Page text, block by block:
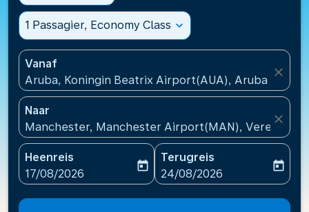
1 Passagier, Economy Class expand_more
Vanaf
Aruba, Koningin Beatrix Airport(AUA), Aruba
close
Naar
Manchester, Manchester Airport(MAN), Verenigd
close
Heenreis
fc-booking-departure-date-aria-label
17/08/2026
today
Terugreis
fc-booking-return-date-
24/08/2026
today